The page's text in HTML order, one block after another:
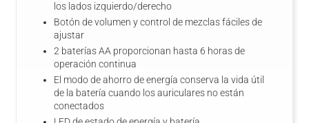
los lados izquierdo/derecho
Botón de volumen y control de mezclas fáciles de
ajustar
2 baterías AA proporcionan hasta 6 horas de
operación continua
El modo de ahorro de energía conserva la vida útil
de la batería cuando los auriculares no están
conectados